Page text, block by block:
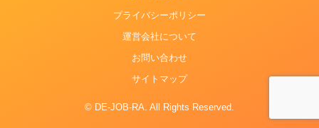
プライバシーポリシー
運営会社について
お問い合わせ
サイトマップ
© DE-JOB-RA. All Rights Reserved.